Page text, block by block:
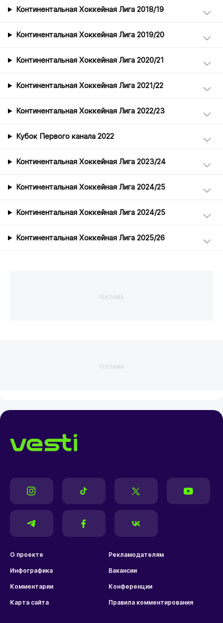
Континентальная Хоккейная Лига 2018/19
Континентальная Хоккейная Лига 2019/20
Континентальная Хоккейная Лига 2020/21
Континентальная Хоккейная Лига 2021/22
Континентальная Хоккейная Лига 2022/23
Кубок Первого канала 2022
Континентальная Хоккейная Лига 2023/24
Континентальная Хоккейная Лига 2024/25
Континентальная Хоккейная Лига 2024/25
Континентальная Хоккейная Лига 2025/26
РЕКЛАМА
РЕКЛАМА
О проекте Рекламодателям
Инфографика Вакансии
Комментарии Конференции
Карта сайта Правила комментирования